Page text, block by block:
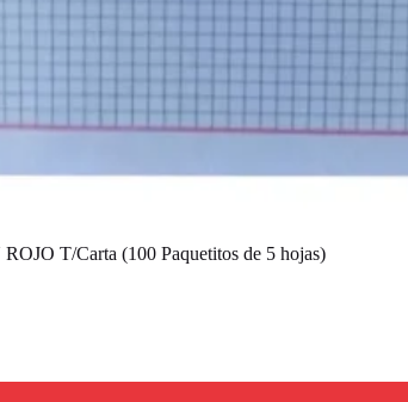
T/Carta (100 Paquetitos de 5 hojas)